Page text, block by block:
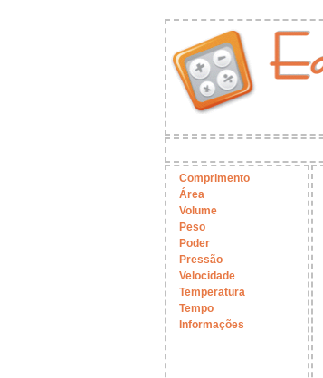
Comprimento
Área
Volume
Peso
Poder
Pressão
Velocidade
Temperatura
Tempo
Informações